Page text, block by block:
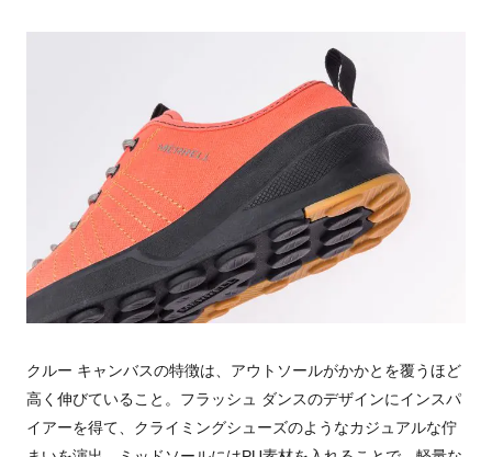
クルー キャンバスの特徴は、アウトソールがかかとを覆うほど
高く伸びていること。フラッシュ ダンスのデザインにインスパ
イアーを得て、クライミングシューズのようなカジュアルな佇